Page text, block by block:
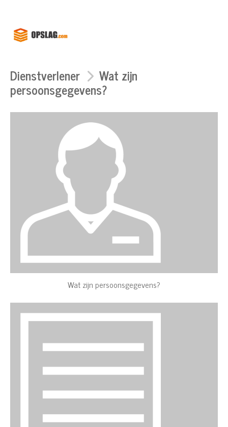
Dienstverlener Wat zijn
persoonsgegevens?
Wat zijn persoonsgegevens?